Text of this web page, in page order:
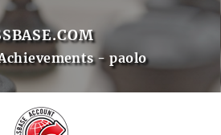
- paolo